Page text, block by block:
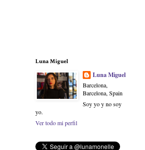
Luna Miguel
Luna Miguel
Barcelona,
Barcelona, Spain
Soy yo y no soy
yo.
Ver todo mi perfil